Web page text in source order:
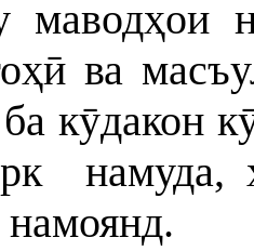
маводҳои
ва
кӯдакон
намуда,